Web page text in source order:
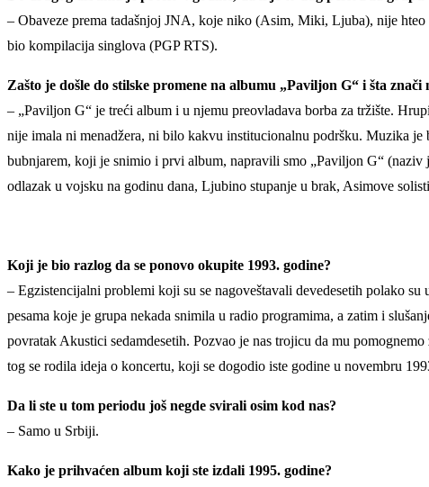
– Obaveze prema tadašnjoj JNA, koje niko (Asim, Miki, Ljuba), nije
bio kompilacija singlova (PGP RTS).
Zašto je došle do stilske promene na albumu „Paviljon G“ i šta znači
– „Paviljon G“ je treći album i u njemu preovladava borba za tržište.
nije imala ni menadžera, ni bilo kakvu institucionalnu podršku. Muzika
bubnjarem, koji je snimio i prvi album, napravili smo „Paviljon G“ (naziv
odlazak u vojsku na godinu dana, Ljubino stupanje u brak, Asimove
Koji je bio razlog da se ponovo okupite 1993. godine?
– Egzistencijalni problemi koji su se nagoveštavali devedesetih polako
pesama koje je grupa nekada snimila u radio programima, a zatim i
povratak Akustici sedamdesetih. Pozvao je nas trojicu da mu
tog se rodila ideja o koncertu, koji se dogodio iste godine u novembru
Da li ste u tom periodu još negde svirali osim kod nas?
– Samo u Srbiji.
Kako je prihvaćen album koji ste izdali 1995. godine?